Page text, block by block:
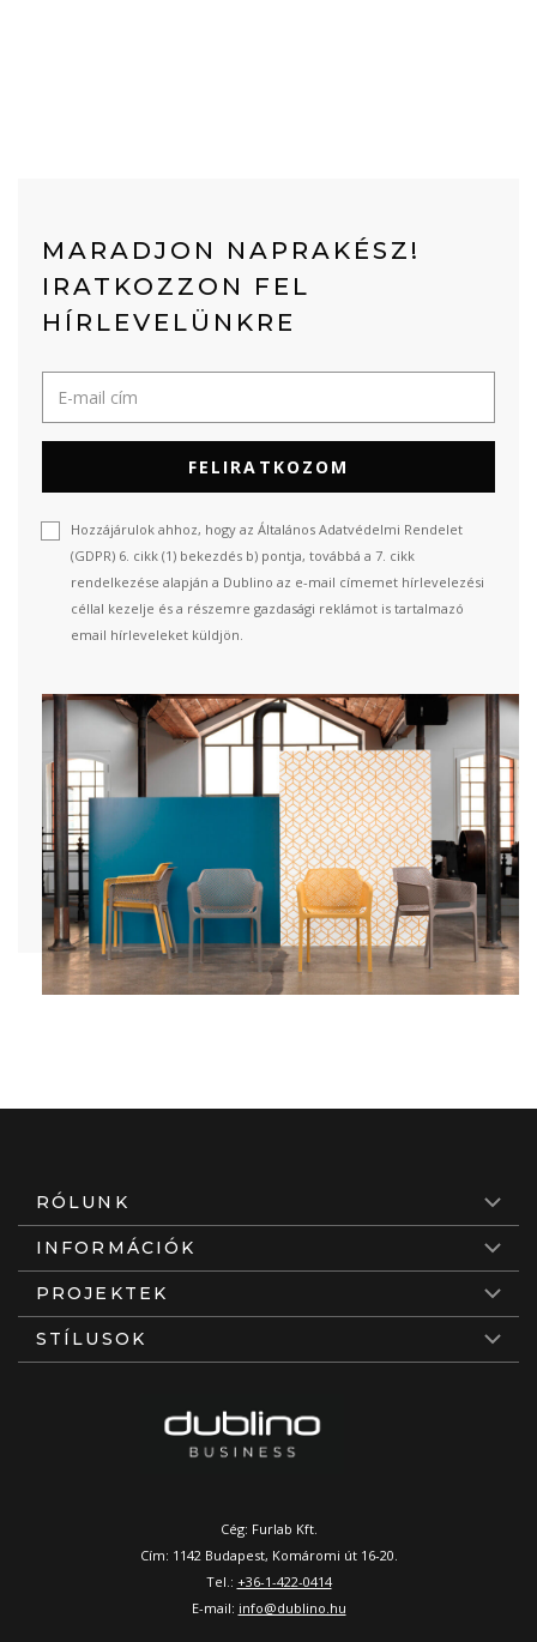
MARADJON NAPRAKÉSZ!
IRATKOZZON FEL
HÍRLEVELÜNKRE
FELIRATKOZOM
Hozzájárulok ahhoz, hogy az Általános Adatvédelmi Rendelet
(GDPR) 6. cikk (1) bekezdés b) pontja, továbbá a 7. cikk
rendelkezése alapján a Dublino az e-mail címemet hírlevelezési
céllal kezelje és a részemre gazdasági reklámot is tartalmazó
email hírleveleket küldjön.
RÓLUNK
INFORMÁCIÓK
PROJEKTEK
STÍLUSOK
Cég: Furlab Kft.
Cím: 1142 Budapest, Komáromi út 16-20.
Tel.: +36-1-422-0414
E-mail: info@dublino.hu